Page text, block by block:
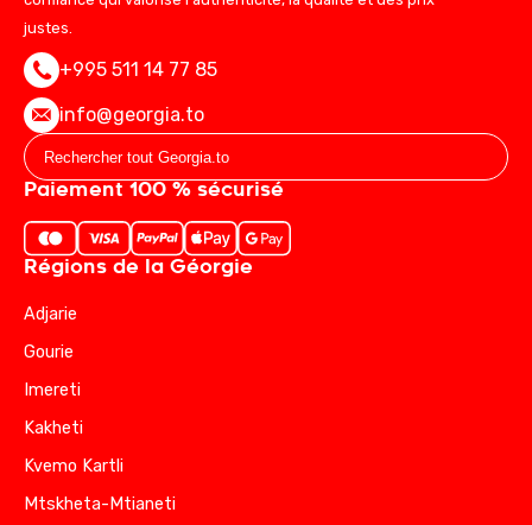
justes.
+995 511 14 77 85
info@georgia.to
Paiement 100 % sécurisé
Régions de la Géorgie
Adjarie
Gourie
Imereti
Kakheti
Kvemo Kartli
Mtskheta-Mtianeti